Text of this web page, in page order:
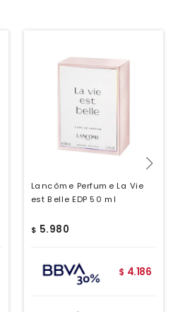
Lancôme Perfume La Vie
est Belle EDP 50 ml
$ 5.980
$ 4.186